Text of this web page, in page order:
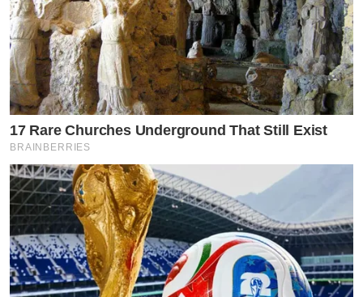
17 Rare Churches Underground That Still Exist
BRAINBERRIES